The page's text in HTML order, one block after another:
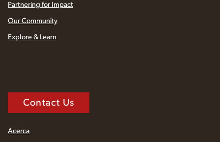
Partnering for Impact
Our Community
Explore & Learn
Contact Us
Acerca